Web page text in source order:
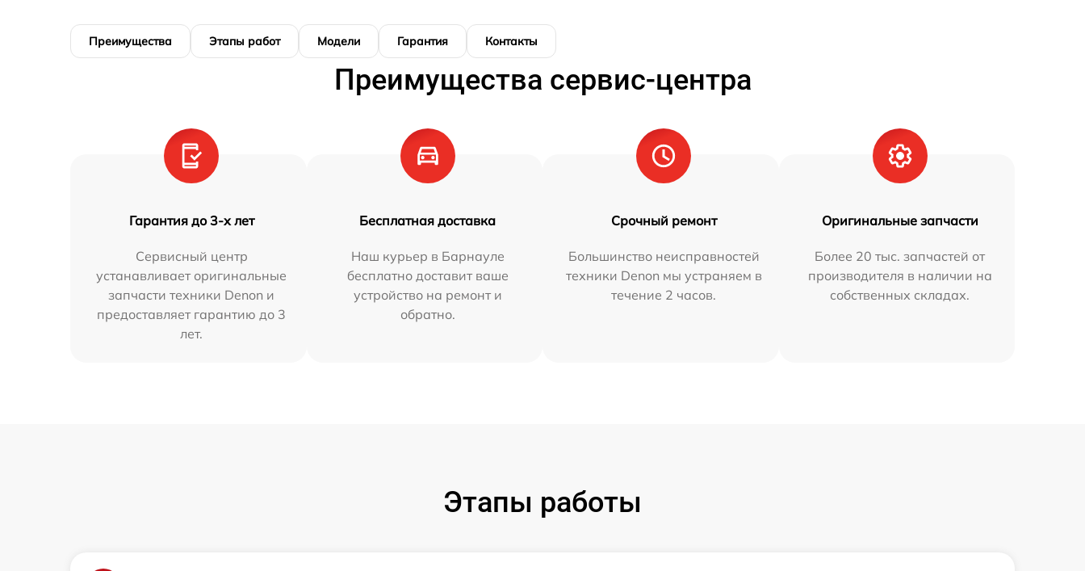
Преимущества Этапы работ Модели Гарантия Контакты
Преимущества сервис-центра
Гарантия до 3-х лет
Сервисный центр
устанавливает оригинальные
запчасти техники Denon и
предоставляет гарантию до 3
лет.
Бесплатная доставка
Наш курьер в Барнауле
бесплатно доставит ваше
устройство на ремонт и
обратно.
Срочный ремонт
Большинство неисправностей
техники Denon мы устраняем в
течение 2 часов.
Оригинальные запчасти
Более 20 тыс. запчастей от
производителя в наличии на
собственных складах.
Этапы работы